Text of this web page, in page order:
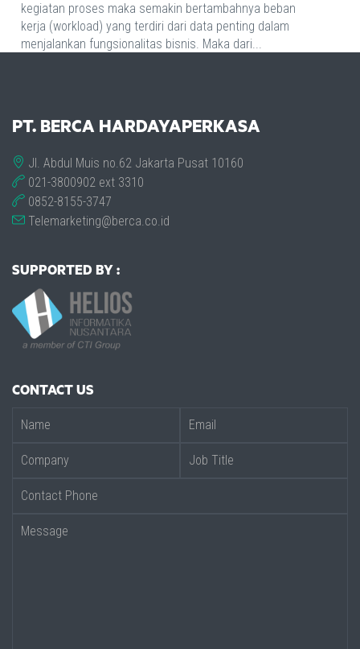
kegiatan proses maka semakin bertambahnya beban
kerja (workload) yang terdiri dari data penting dalam
menjalankan fungsionalitas bisnis. Maka dari...
PT. BERCA HARDAYAPERKASA
Jl. Abdul Muis no.62 Jakarta Pusat 10160
021-3800902 ext 3310
0852-8155-3747
Telemarketing@berca.co.id
SUPPORTED BY :
CONTACT US